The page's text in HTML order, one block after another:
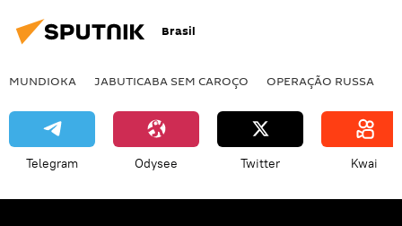
Brasil
MUNDIOKA JABUTICABA SEM CAROÇO OPERAÇÃO RUSSA
Telegram Odysee Twitter Kwai